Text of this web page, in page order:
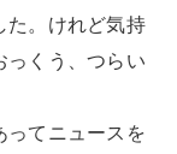
た。けれど気持
っくう、つらい
ってニュースを